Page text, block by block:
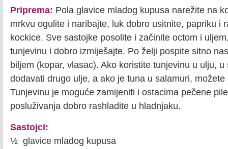
Priprema: Pola glavice mladog kupusa narežite na
mrkvu ogulite i naribajte, luk dobro usitnite, papriku i
kockice. Sve sastojke posolite i začinite octom i
tunjevinu i dobro izmiješajte. Po želji pospite sitno
biljem (kopar, vlasac). Ako koristite tunjevinu u ulju,
dodavati drugo ulje, a ako je tuna u salamuri, možete
Tunjevinu je moguće zamijeniti i ostacima pečene
posluživanja dobro rashladite u hladnjaku.
Sastojci:
½ glavice mladog kupusa